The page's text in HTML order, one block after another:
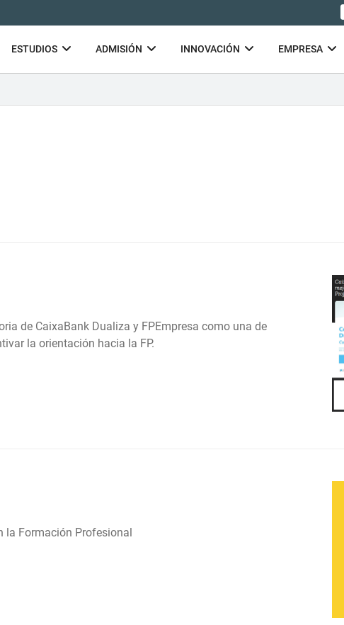
ESTUDIOS ADMISIÓN INNOVACIÓN EMPRESA
de CaixaBank Dualiza y FPEmpresa como una de
la orientación hacia la FP.
la Formación Profesional